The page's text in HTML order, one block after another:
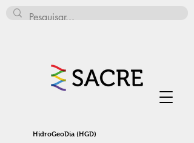
HidroGeoDia (HGD)